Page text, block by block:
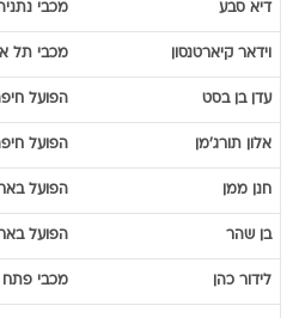
דיא סבע מכבי
וידאר קיארטנסון מכבי תל
עדן בן בסט הפועל
אלון תורג'מן הפועל
חנן ממן הפועל
בן שהר הפועל
לידור כהן מכבי פתח